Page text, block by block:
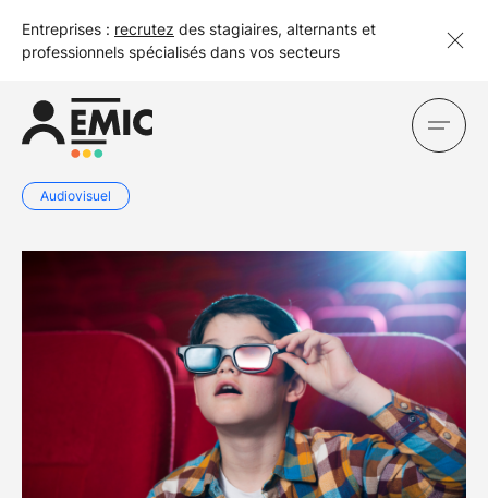
Entreprises : recrutez des stagiaires, alternants et
professionnels spécialisés dans vos secteurs
Audiovisuel